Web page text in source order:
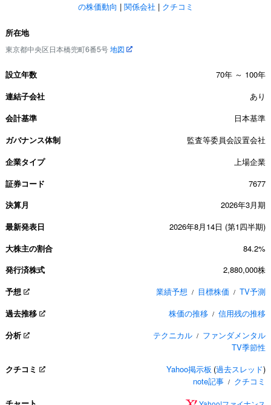
の株価動向 | 関係会社 | クチコミ
所在地
東京都中央区日本橋兜町6番5号地図
設立年数
70年 ～ 100年
連結子会社
あり
会計基準
日本基準
ガバナンス体制
監査等委員会設置会社
企業タイプ
上場企業
証券コード
7677
決算月
2026年3月期
最新発表日
2026年8月14日 (第1四半期)
大株主の割合
84.2%
発行済株式
2,880,000株
予想
業績予想 / 目標株価 / TV予測
過去推移
株価の推移 / 信用残の推移
分析
テクニカル / ファンダメンタル
TV季節性
クチコミ
Yahoo掲示板 (過去スレッド)
note記事 / クチコミ